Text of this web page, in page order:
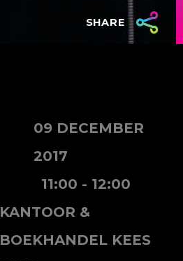
SHARE
09 DECEMBER
2017
11:00 - 12:00
KANTOOR &
BOEKHANDEL KEES